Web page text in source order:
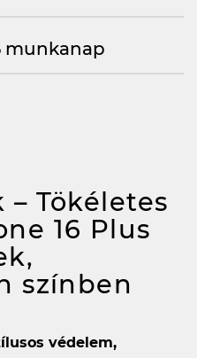
munkanap
– Tökéletes
16 Plus
színben
védelem,